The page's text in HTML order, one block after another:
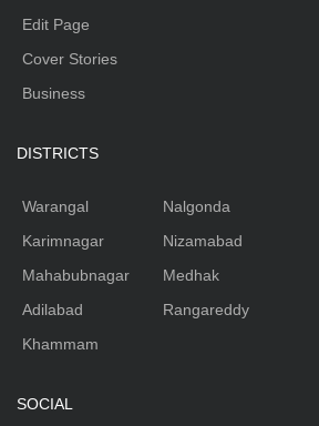
Edit Page
Cover Stories
Business
DISTRICTS
Warangal
Karimnagar
Mahabubnagar
Adilabad
Khammam
Nalgonda
Nizamabad
Medhak
Rangareddy
SOCIAL